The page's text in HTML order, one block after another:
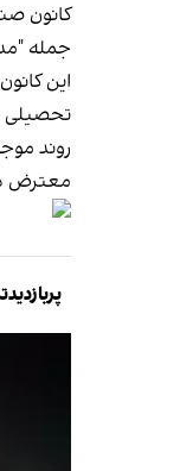
کانون
جمله
تحصیلی
روند
معترض